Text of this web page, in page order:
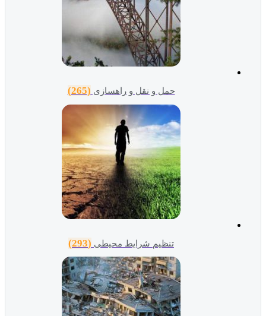
حمل و نقل و راهسازی (265)
تنظیم شرایط محیطی (293)